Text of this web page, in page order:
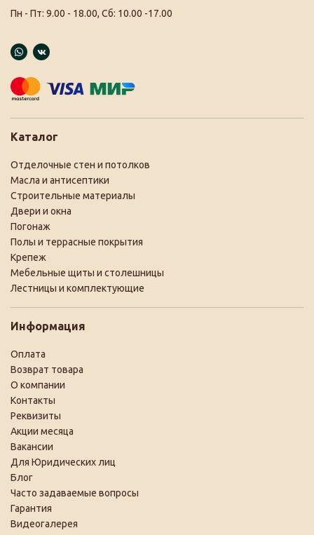
Пн - Пт: 9.00 - 18.00, Сб: 10.00 -17.00
Каталог
Отделочные стен и потолков
Масла и антисептики
Строительные материалы
Двери и окна
Погонаж
Полы и террасные покрытия
Крепеж
Мебельные щиты и столешницы
Лестницы и комплектующие
Информация
Оплата
Возврат товара
О компании
Контакты
Реквизиты
Акции месяца
Вакансии
Для Юридических лиц
Блог
Часто задаваемые вопросы
Гарантия
Видеогалерея